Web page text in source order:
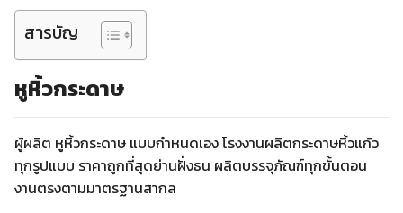
สารบัญ
หูหิ้วกระดาษ
ผู้ผลิต หูหิ้วกระดาษ แบบกำหนดเอง โรงงานผลิตกระดาษหิ้วแก้ว
ทุกรูปแบบ ราคาถูกที่สุดย่านฝั่งธน ผลิตบรรจุภัณฑ์ทุกขั้นตอน
งานตรงตามมาตรฐานสากล